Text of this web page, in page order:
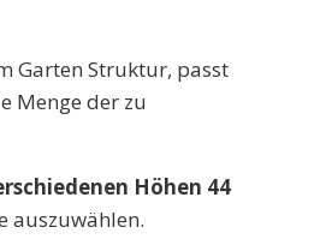
Garten Struktur, passt
Menge der zu
Höhen 44
auszuwählen.